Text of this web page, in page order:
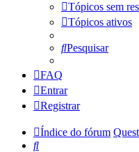
Tópicos sem
Tópicos ativos
Pesquisar
FAQ
Entrar
Registrar
Índice do fórum
Pesquisar